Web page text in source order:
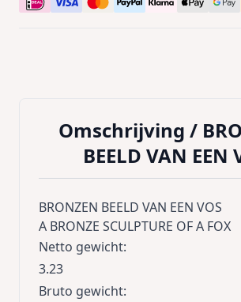
Omschrijving /
BEELD VAN EEN
BRONZEN BEELD VAN EEN VOS
A BRONZE SCULPTURE OF A FOX
Netto gewicht:
3.23
Bruto gewicht: